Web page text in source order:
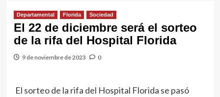
Departamental Florida Sociedad
El 22 de diciembre será el sorteo
de la rifa del Hospital Florida
9 de noviembre de 2023 0
El sorteo de la rifa del Hospital Florida se pasó